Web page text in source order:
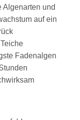
Algenarten und
auf ein
Fadenalgen